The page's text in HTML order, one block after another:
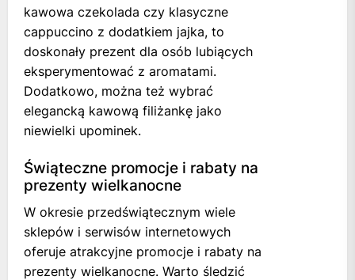
kawowa czekolada czy klasyczne
cappuccino z dodatkiem jajka, to
doskonały prezent dla osób lubiących
eksperymentować z aromatami.
Dodatkowo, można też wybrać
elegancką kawową filiżankę jako
niewielki upominek.
Świąteczne promocje i rabaty na
prezenty wielkanocne
W okresie przedświątecznym wiele
sklepów i serwisów internetowych
oferuje atrakcyjne promocje i rabaty na
prezenty wielkanocne. Warto śledzić